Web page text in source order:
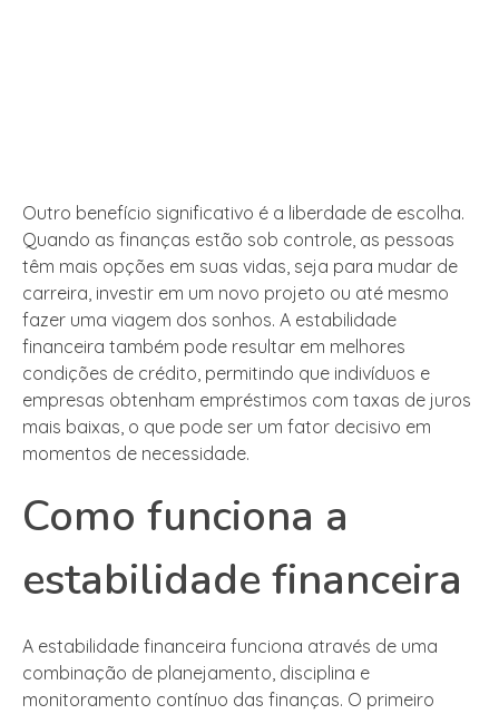
Outro benefício significativo é a liberdade de escolha.
Quando as finanças estão sob controle, as pessoas
têm mais opções em suas vidas, seja para mudar de
carreira, investir em um novo projeto ou até mesmo
fazer uma viagem dos sonhos. A estabilidade
financeira também pode resultar em melhores
condições de crédito, permitindo que indivíduos e
empresas obtenham empréstimos com taxas de juros
mais baixas, o que pode ser um fator decisivo em
momentos de necessidade.
Como funciona a
estabilidade financeira
A estabilidade financeira funciona através de uma
combinação de planejamento, disciplina e
monitoramento contínuo das finanças. O primeiro